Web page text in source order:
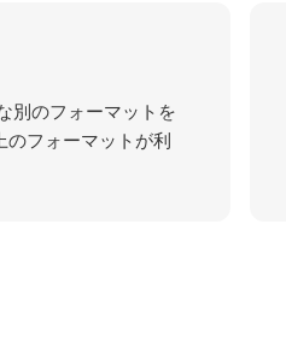
別のフォーマットを
フォーマットが利